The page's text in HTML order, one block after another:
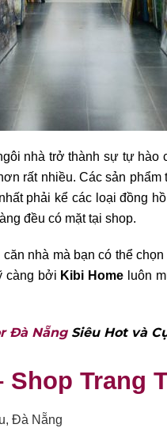
nhà trở thành sự tự hào
rất nhiều. Các sản phẩm
phải kể các loại đồng
đều có mặt tại shop.
nhà mà bạn có thể
càng bởi Kibi Home luôn
Đà Nẵng Siêu Hot và
Trang
Đà Nẵng